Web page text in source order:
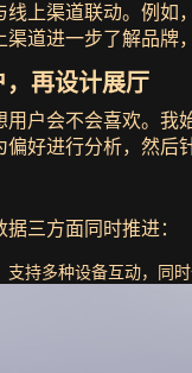
上渠道联动。例
道进一步了解品牌
再设计展厅
户会不会喜欢。
好进行分析，然后
三方面同时推进：
持多种设备互动，同时